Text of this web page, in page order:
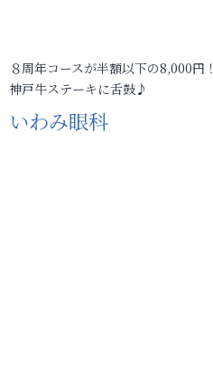
８周年コースが半額以下の8,000円！
神戸牛ステーキに舌鼓♪
いわみ眼科